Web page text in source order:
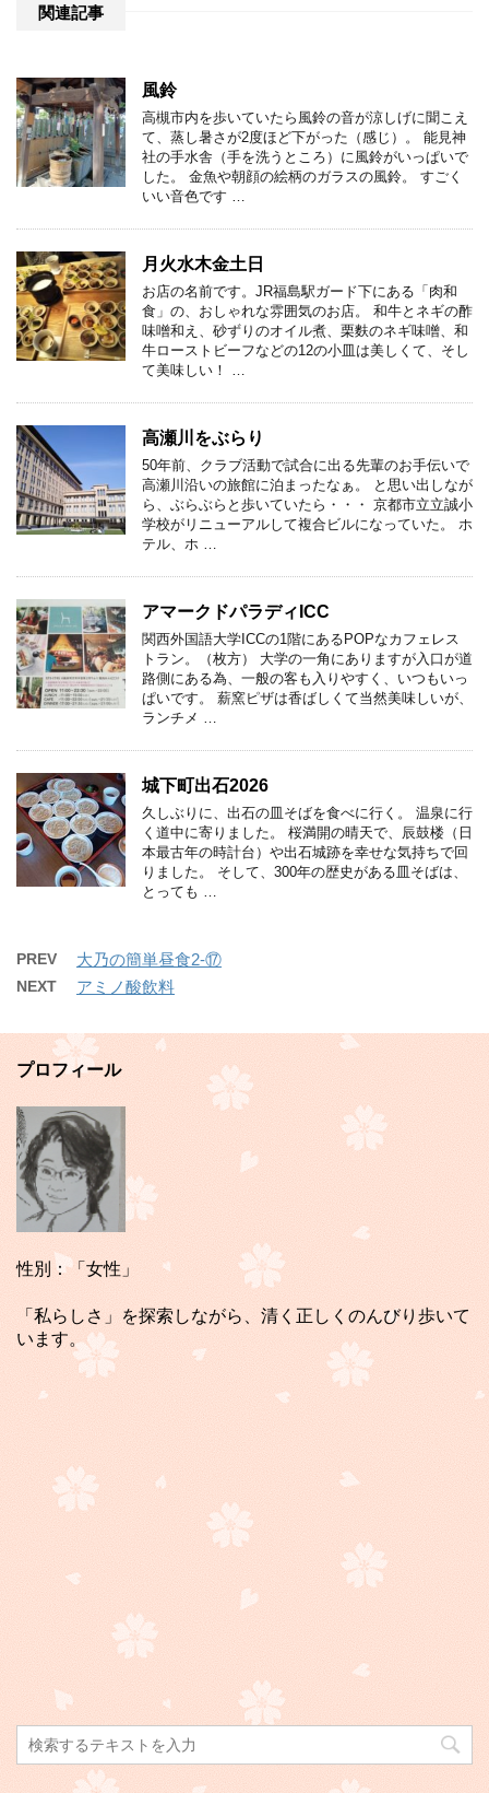
関連記事
風鈴
高槻市内を歩いていたら風鈴の音が涼しげに聞こえ
て、蒸し暑さが2度ほど下がった（感じ）。 能見神
社の手水舎（手を洗うところ）に風鈴がいっぱいで
した。 金魚や朝顔の絵柄のガラスの風鈴。 すごく
いい音色です …
月火水木金土日
お店の名前です。JR福島駅ガード下にある「肉和
食」の、おしゃれな雰囲気のお店。 和牛とネギの酢
味噌和え、砂ずりのオイル煮、栗麩のネギ味噌、和
牛ローストビーフなどの12の小皿は美しくて、そし
て美味しい！ …
高瀬川をぶらり
50年前、クラブ活動で試合に出る先輩のお手伝いで
高瀬川沿いの旅館に泊まったなぁ。 と思い出しなが
ら、ぶらぶらと歩いていたら・・・ 京都市立立誠小
学校がリニューアルして複合ビルになっていた。 ホ
テル、ホ …
アマークドパラディICC
関西外国語大学ICCの1階にあるPOPなカフェレス
トラン。（枚方） 大学の一角にありますが入口が道
路側にある為、一般の客も入りやすく、いつもいっ
ぱいです。 薪窯ピザは香ばしくて当然美味しいが、
ランチメ …
城下町出石2026
久しぶりに、出石の皿そばを食べに行く。 温泉に行
く道中に寄りました。 桜満開の晴天で、辰鼓楼（日
本最古年の時計台）や出石城跡を幸せな気持ちで回
りました。 そして、300年の歴史がある皿そばは、
とっても …
PREV 大乃の簡単昼食2-⑰
NEXT アミノ酸飲料
プロフィール
性別：「女性」
「私らしさ」を探索しながら、清く正しくのんびり歩いて
います。